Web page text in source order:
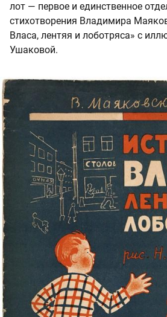
лот — первое и единственное
стихотворения Владимира
Власа, лентяя и лоботряса» с
Ушаковой.